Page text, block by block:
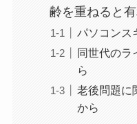
齢を重ねると有
パソコンス
同世代のラ
ら
老後問題に
から